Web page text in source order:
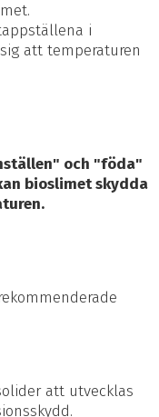
i
att temperaturen
och "föda"
bioslimet skydda
att utvecklas